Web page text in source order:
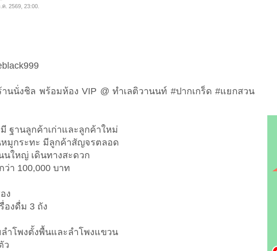
. 2569, 23:00.
านนั่งชิล พร้อมห้อง VIP @ ทำเลติวานนท์ #ปากเกร็ด #แยกสวน
ฐานลูกค้าเก่าและลูกค้าใหม่
มูกระทะ มีลูกค้าสัญจรตลอด
ใหญ่ เดินทางสะดวก
า 100,000 บาท
ง
องดื่ม 3 ถัง
ำโพงตั้งพื้นและลำโพงแขวน
ว